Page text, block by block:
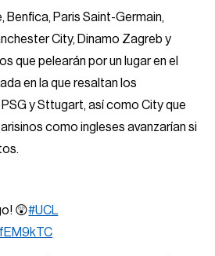
Benfica, Paris Saint-Germain,
City, Dinamo Zagreb y
que pelearán por un lugar en el
en la que resaltan los
y Sttugart, así como City que
como ingleses avanzarían si
😲#UCL